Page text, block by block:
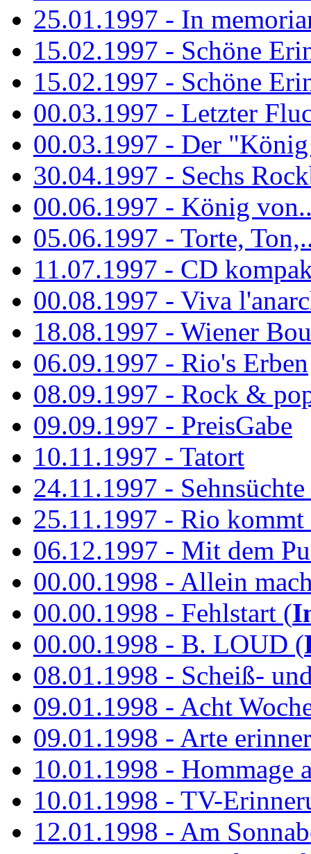
25.01.1997 - In
15.02.1997 - Schöne
15.02.1997 - Schöne
00.03.1997 - Letzter
00.03.1997 - Der
30.04.1997 - Sechs
00.06.1997 - König
05.06.1997 - Torte,
11.07.1997 - CD
00.08.1997 - Viva
18.08.1997 - Wiener
06.09.1997 - Rio's Erben
08.09.1997 - Rock &
09.09.1997 - PreisGabe
10.11.1997 - Tatort
24.11.1997 -
25.11.1997 - Rio kommt
06.12.1997 - Mit dem
00.00.1998 - Allein
00.00.1998 - Fehlstart (
00.00.1998 - B. LOUD (
08.01.1998 - Scheiß-
09.01.1998 - Acht
09.01.1998 - Arte
10.01.1998 - Hommage
10.01.1998 - TV-
12.01.1998 - Am